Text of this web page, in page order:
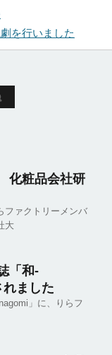
を行いました
化粧品会社研
ファクトリーメンバ
大
「和-
ました
」に、りらフ